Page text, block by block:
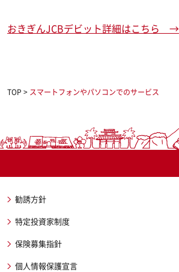
おきぎんJCBデビット詳細はこちら →
TOP > スマートフォンやパソコンでのサービス
勧誘方針
特定投資家制度
保険募集指針
個人情報保護宣言